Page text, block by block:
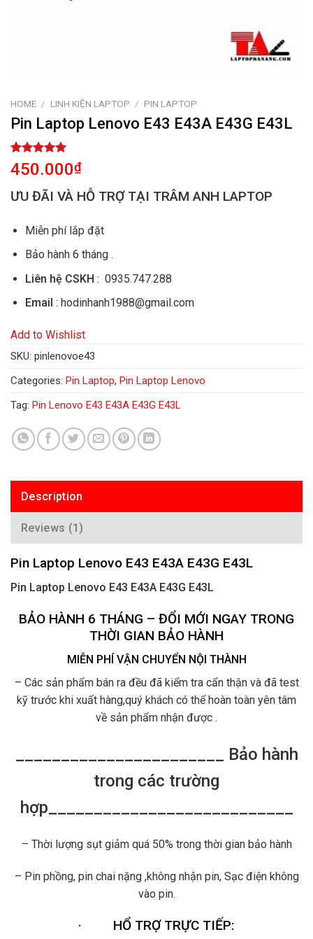
HOME / LINH KIỆN LAPTOP / PIN LAPTOP
Pin Laptop Lenovo E43 E43A E43G E43L
Rated
5.00
out of 5
1
customer
450.000₫
ƯU ĐÃI VÀ HỖ TRỢ TẠI TRÂM ANH LAPTOP
Miễn phí lắp đặt
Bảo hành 6 tháng .
Liên hệ CSKH : 0935.747.288
Email : hodinhanh1988@gmail.com
Add to Wishlist
SKU: pinlenovoe43
Categories: Pin Laptop, Pin Laptop Lenovo
Tag: Pin Lenovo E43 E43A E43G E43L
Description
Reviews (1)
Pin Laptop Lenovo E43 E43A E43G E43L
Pin Laptop Lenovo E43 E43A E43G E43L
BẢO HÀNH 6 THÁNG – ĐỔI MỚI NGAY TRONG
THỜI GIAN BẢO HÀNH
MIỄN PHÍ VẬN CHUYỂN NỘI THÀNH
– Các sản phẩm bán ra đều đã kiểm tra cẩn thận và đã test
kỹ trước khi xuất hàng,quý khách có thể hoàn toàn yên tâm
về sản phẩm nhận được .
_______________________ Bảo hành
trong các trường
hợp___________________________
– Thời lượng sụt giảm quá 50% trong thời gian bảo hành
– Pin phồng, pin chai nặng ,không nhận pin, Sạc điện không
vào pin.
· HỔ TRỢ TRỰC TIẾP: